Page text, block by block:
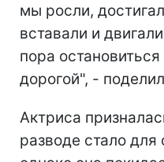
мы росли,
вставали и
пора
дорогой", -
Актриса
разводе стало